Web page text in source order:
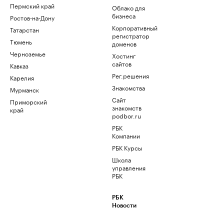
Пермский край
Ростов-на-Дону
Татарстан
Тюмень
Черноземье
Кавказ
Карелия
Мурманск
Приморский
край
Облако для
бизнеса
Корпоративный
регистратор
доменов
Хостинг
сайтов
Рег.решения
Знакомства
Сайт
знакомств
podbor.ru
РБК
Компании
РБК Курсы
Школа
управления
РБК
РБК
Новости